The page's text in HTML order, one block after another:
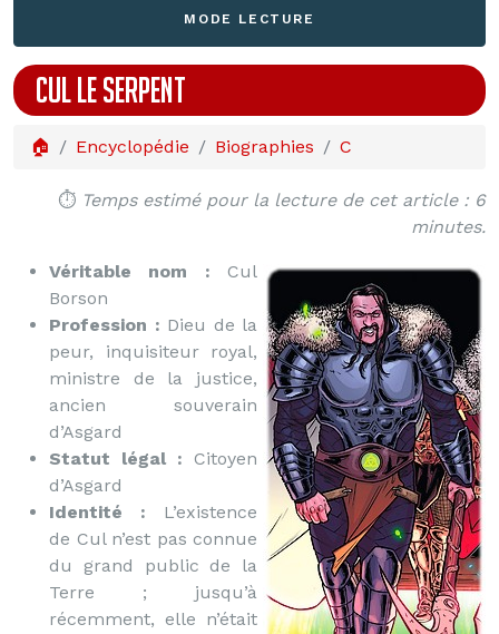
MODE LECTURE
CUL LE SERPENT
🏠 Encyclopédie Biographies C
⏱️ Temps estimé pour la lecture de cet article : 6
minutes.
Véritable nom : Cul
Borson
Profession : Dieu de la
peur, inquisiteur royal,
ministre de la justice,
ancien souverain
d’Asgard
Statut légal : Citoyen
d’Asgard
Identité : L’existence
de Cul n’est pas connue
du grand public de la
Terre ; jusqu’à
récemment, elle n’était